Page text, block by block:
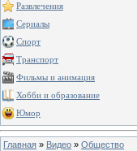
Развлечения
Сериалы
Спорт
Транспорт
Фильмы и анимация
Хобби и образование
Юмор
Главная » Видео » Общество